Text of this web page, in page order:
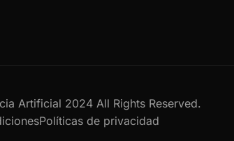
Artificial 2024 All Rights Reserved.
Políticas de privacidad